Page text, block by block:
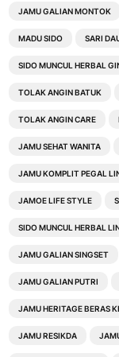
JAMU GALIAN MONTOK
MADU SIDO SARI
SIDO MUNCUL HERBAL
TOLAK ANGIN BATUK
TOLAK ANGIN CARE
JAMU SEHAT WANITA
JAMU KOMPLIT PEGAL
JAMOE LIFE STYLE
SIDO MUNCUL HERBAL
JAMU GALIAN SINGSET
JAMU GALIAN PUTRI
JAMU HERITAGE BERAS
JAMU RESIKDA